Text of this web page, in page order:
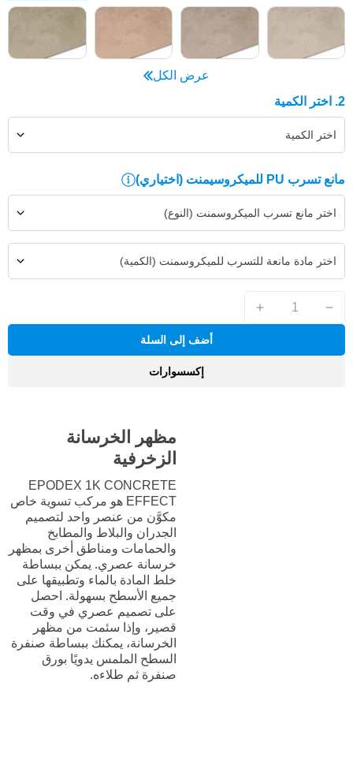
عرض الكل
2. اختر الكمية
اختر الكمية
مانع تسرب PU للميكروسيمنت (اختياري)
اختر مانع تسرب الميكروسمنت (النوع)
اختر مادة مانعة للتسرب للميكروسمنت (الكمية)
أضف إلى السلة
إكسسوارات
مظهر الخرسانة
الزخرفية
EPODEX 1K CONCRETE
EFFECT هو مركب تسوية خاص
مكوَّن من عنصر واحد لتصميم
الجدران والبلاط والمطابخ
والحمامات ومناطق أخرى بمظهر
خرسانة عصري. يمكن ببساطة
خلط المادة بالماء وتطبيقها على
جميع الأسطح بسهولة. احصل
على تصميم عصري في وقت
قصير، وإذا سئمت من مظهر
الخرسانة، يمكنك ببساطة صنفرة
السطح الملمس يدويًا بورق
صنفرة ثم طلاءه.